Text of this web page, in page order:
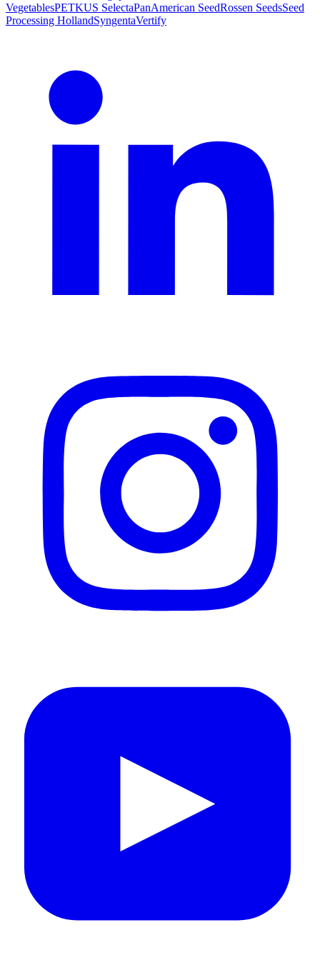
VegetablesPETKUS SelectaPanAmerican SeedRossen SeedsSeed
Processing HollandSyngentaVertify